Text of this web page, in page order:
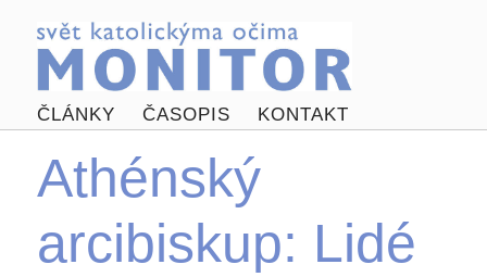
ČLÁNKY ČASOPIS KONTAKT
Athénský
arcibiskup: Lidé